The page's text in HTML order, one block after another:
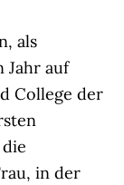
als
Jahr auf
College der
in der